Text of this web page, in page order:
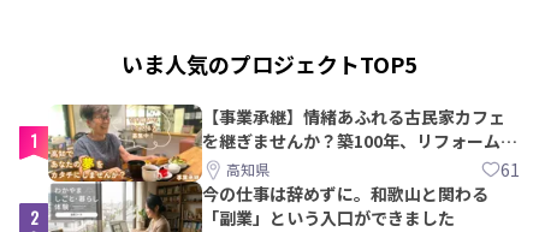
いま人気のプロジェクトTOP5
1
【事業承継】情緒あふれる古民家カフェ
を継ぎませんか？築100年、リフォームか
ら約10年！
高知県 61
2
今の仕事は辞めずに。和歌山と関わる
「副業」という入口ができました